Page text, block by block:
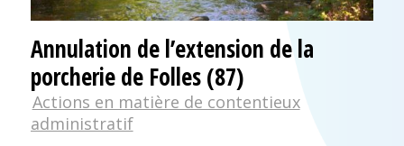
Annulation de l’extension de la
porcherie de Folles (87)
Actions en matière de contentieux
administratif